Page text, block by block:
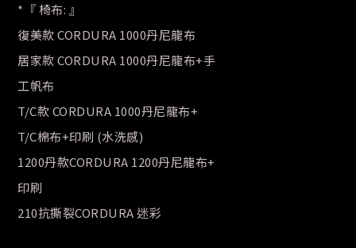
*『 椅布: 』
復美款 CORDURA 1000丹尼龍布
居家款 CORDURA 1000丹尼龍布+手
工帆布
T/C款 CORDURA 1000丹尼龍布+
T/C棉布+印刷 (水洗感)
1200丹款CORDURA 1200丹尼龍布+
印刷
210抗撕裂CORDURA 迷彩